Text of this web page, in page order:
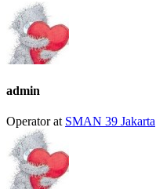
tabs
change
content
below.
admin
Operatorat SMAN 39 Jakarta